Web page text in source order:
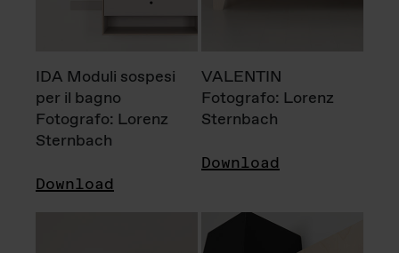
IDA Moduli sospesi
per il bagno
Fotografo: Lorenz
Sternbach
Download
VALENTIN
Fotografo: Lorenz
Sternbach
Download